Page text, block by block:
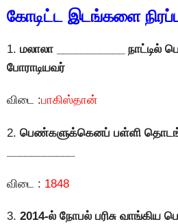
கோடிட்ட இடங்களை
1. மலாலா ___________
போராடியவர்
விடை :பாகிஸ்தான்
2. பெண்களுக்கெனப் பள்ளி
விடை : 1848
3. 2014-ல் நோபல் பரிசு வாங்கிய